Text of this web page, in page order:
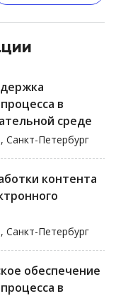
в
среде
Санкт-Петербург
контента
Санкт-Петербург
обеспечение
в